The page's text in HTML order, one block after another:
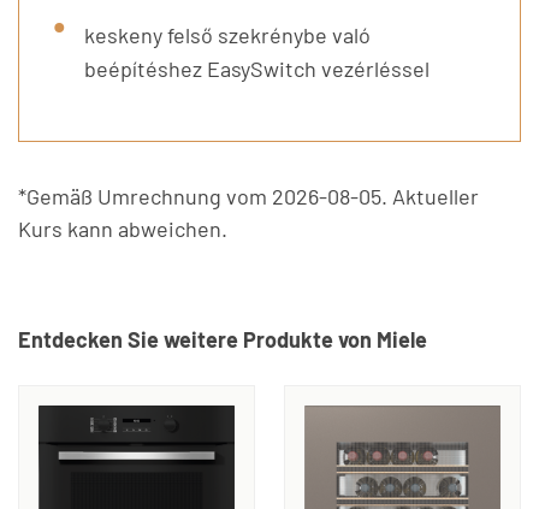
keskeny felső szekrénybe való
beépítéshez EasySwitch vezérléssel
*Gemäß Umrechnung vom 2026-08-05. Aktueller
Kurs kann abweichen.
Entdecken Sie weitere Produkte von Miele